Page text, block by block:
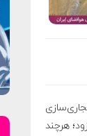
هرچند